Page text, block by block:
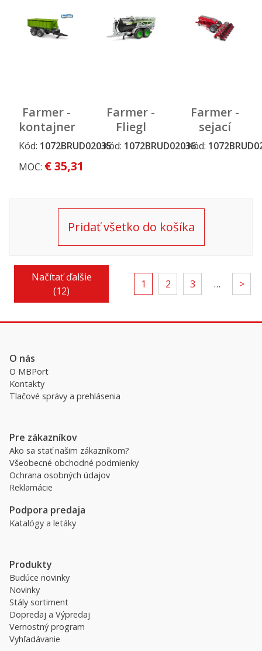
Farmer -
kontajnerový
príves k
Kód: 1072BRUD02035
MOC: € 35,31
Farmer -
Fliegl
Jumbo
Kód: 1072BRUD02036
Farmer -
sejací
stroj
Kód:
Pridať všetko do košíka
Načítať ďalšie
(12)
1 2 3 … >
O nás
O MBPort
Kontakty
Tlačové správy a prehlásenia
Pre zákazníkov
Ako sa stať našim zákazníkom?
Všeobecné obchodné podmienky
Ochrana osobných údajov
Reklamácie
Podpora predaja
Katalógy a letáky
Produkty
Budúce novinky
Novinky
Stály sortiment
Dopredaj a Výpredaj
Vernostný program
Vyhľadávanie